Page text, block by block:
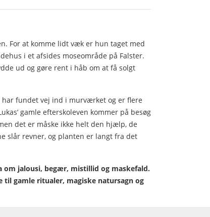
For at komme lidt væk er hun taget med
i et afsides moseområde på Falster.
ud og gøre rent i håb om at få solgt
har fundet vej ind i murværket og er flere
gamle efterskoleven kommer på besøg
det er måske ikke helt den hjælp, de
slår revner, og planten er langt fra det
om jalousi, begær, mistillid og maskefald.
gamle ritualer, magiske natursagn og